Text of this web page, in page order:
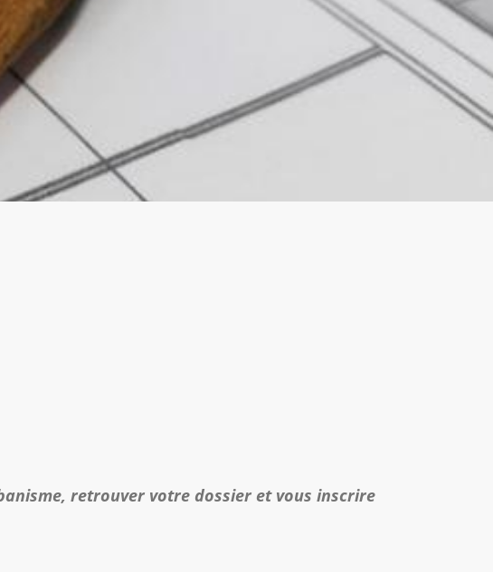
retrouver votre dossier et vous inscrire